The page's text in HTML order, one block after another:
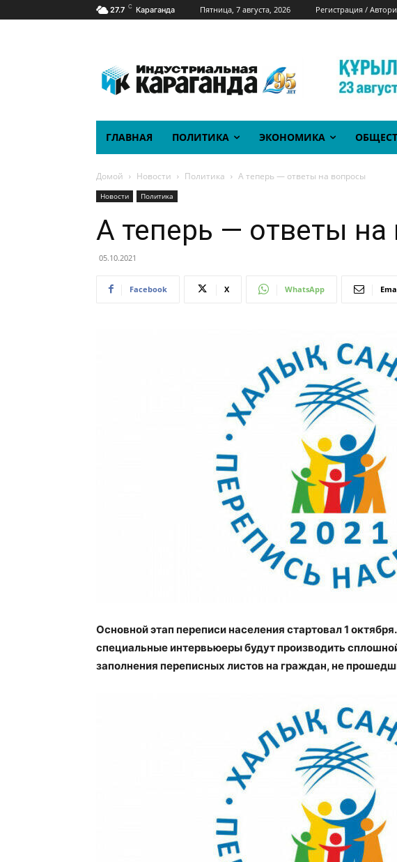
27.7 C Караганда Пятница, 7 августа, 2026 Регистрация /
ГЛАВНАЯ ПОЛИТИКА ЭКОНОМИКА
Домой Новости Политика А теперь — ответы на вопросы
Новости Политика
А теперь — ответы
05.10.2021
Facebook X WhatsApp
Основной этап переписи населения стартовал 1
специальные интервьюеры будут производить
заполнения переписных листов на граждан, не